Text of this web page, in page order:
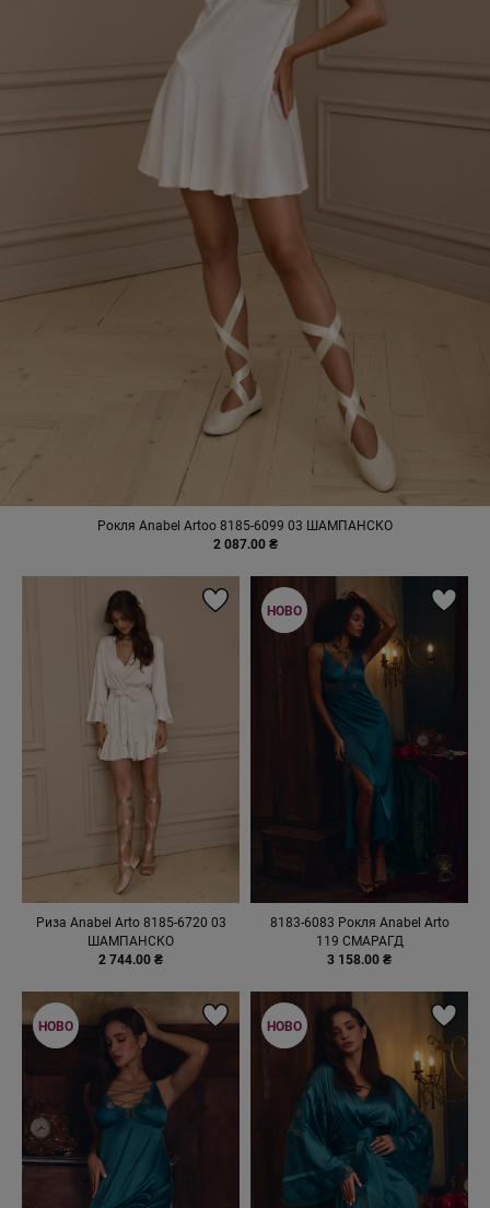
Рокля Anabel Artoo 8185-6099 03 ШАМПАНСКО
2 087.00 ₴
Риза Anabel Arto 8185-6720 03
ШАМПАНСКО
2 744.00 ₴
8183-6083 Рокля Anabel Arto
119 СМАРАГД
3 158.00 ₴
НОВО
НОВО НОВО